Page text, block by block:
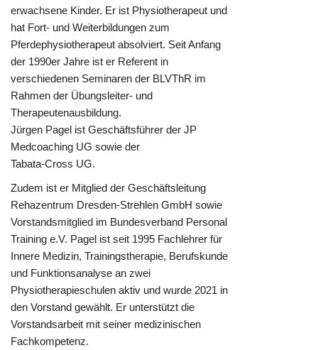
erwachsene Kinder. Er ist Physiotherapeut und
hat Fort- und Weiterbildungen zum
Pferdephysiotherapeut absolviert. Seit Anfang
der 1990er Jahre ist er Referent in
verschiedenen Seminaren der BLVThR im
Rahmen der Übungsleiter- und
Therapeutenausbildung.
Jürgen Pagel ist Geschäftsführer der JP
Medcoaching UG sowie der
Tabata-Cross UG.
Zudem ist er Mitglied der Geschäftsleitung
Rehazentrum Dresden-Strehlen GmbH sowie
Vorstandsmitglied im Bundesverband Personal
Training e.V. Pagel ist seit 1995 Fachlehrer für
Innere Medizin, Trainingstherapie, Berufskunde
und Funktionsanalyse an zwei
Physiotherapieschulen aktiv und wurde 2021 in
den Vorstand gewählt. Er unterstützt die
Vorstandsarbeit mit seiner medizinischen
Fachkompetenz.